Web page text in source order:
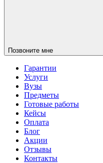
Позвоните мне
Гарантии
Услуги
Вузы
Предметы
Готовые работы
Кейсы
Оплата
Блог
Акции
Отзывы
Контакты